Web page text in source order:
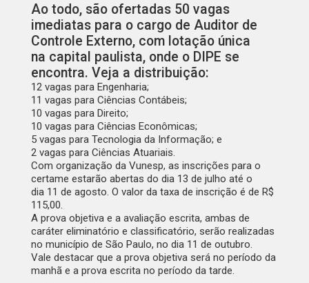
Ao todo, são ofertadas 50 vagas
imediataspara o cargo de Auditor de
Controle Externo, com lotação única
na capital paulista, onde o DIPE se
encontra. Veja a distribuição:
12 vagas para Engenharia;
11 vagas para Ciências Contábeis;
10 vagas para Direito;
10 vagas para Ciências Econômicas;
5 vagas para Tecnologia da Informação; e
2 vagas para Ciências Atuariais.
Com organização da Vunesp, as inscrições para o
certame estarão abertas do dia 13 de julho até o
dia 11 de agosto . O valor da taxa de inscrição é de R$
115,00.
A prova objetiva e a avaliação escrita, ambas de
caráter eliminatório e classificatório, serão realizadas
no município de São Paulo, no dia 11 de outubro
Vale destacar que a prova objetiva será no período da
manhã e a prova escrita no período da tarde